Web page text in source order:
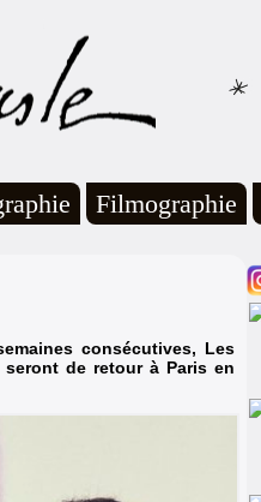
Filmographie
consécutives, Les
de retour à Paris en